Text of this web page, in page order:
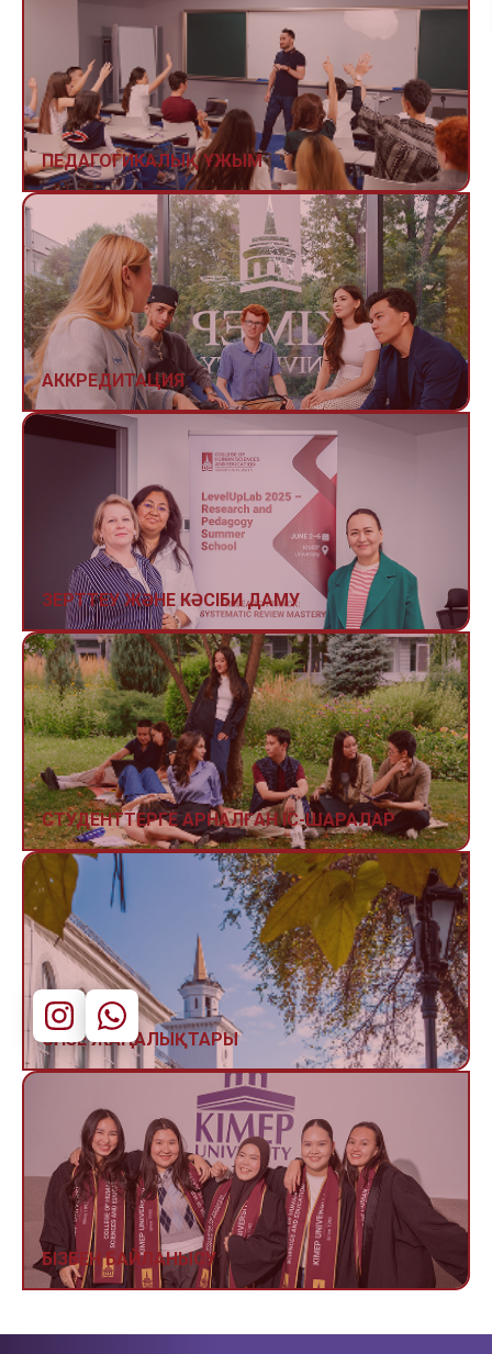
ПЕДАГОГИКАЛЫҚ ҰЖЫМ
АККРЕДИТАЦИЯ
ЗЕРТТЕУ ЖӘНЕ КӘСІБИ ДАМУ
СТУДЕНТТЕРГЕ АРНАЛҒАН ІС-ШАРАЛАР
CHSE ЖАҢАЛЫҚТАРЫ
БІЗБЕН БАЙЛАНЫСУ